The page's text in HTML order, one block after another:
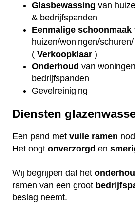
Glasbewassing van
& bedrijfspanden
Eenmalige schoonmaak
huizen/woningen/
( Verkoopklaar )
Onderhoud van
bedrijfspanden
Gevelreiniging
Diensten
Een pand met vuile ramen
Het oogt onverzorgd en
Wij begrijpen dat het
ramen van een groot
beslag neemt.